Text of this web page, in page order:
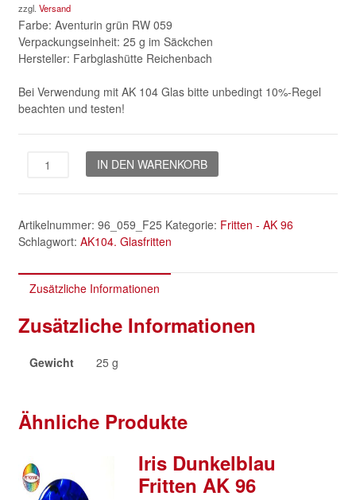
zzgl. Versand
Farbe: Aventurin grün RW 059
Verpackungseinheit: 25 g im Säckchen
Hersteller: Farbglashütte Reichenbach
Bei Verwendung mit AK 104 Glas bitte unbedingt 10%-Regel
beachten und testen!
Aventurin
AK
Menge
IN DEN WARENKORB
Artikelnummer: 96_059_F25 Kategorie: Fritten - AK 96
Schlagwort: AK104. Glasfritten
Zusätzliche Informationen
Zusätzliche Informationen
Gewicht 25 g
Ähnliche Produkte
Iris Dunkelblau
Fritten AK 96